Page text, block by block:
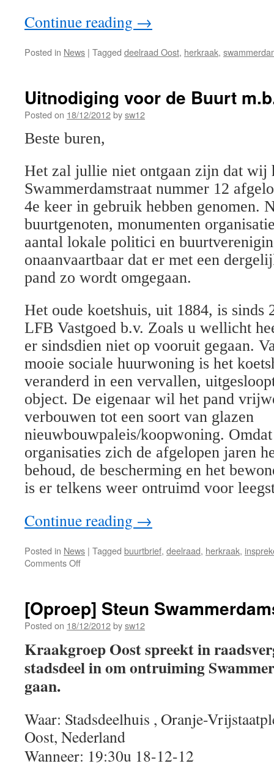
Continue reading →
Posted in News | Tagged deelraad Oost, herkraak,
Uitnodiging voor de Buurt
Posted on 18/12/2012bysw12
Beste buren,
Het zal jullie niet ontgaan zijn dat wij
Swammerdamstraat nummer 12
4e keer in gebruik hebben genomen.
buurtgenoten, monumenten
aantal lokale politici en
onaanvaartbaar dat er met een
pand zo wordt omgegaan.
Het oude koetshuis, uit 1884, is sinds
LFB Vastgoed b.v. Zoals u wellicht
er sindsdien niet op vooruit gegaan.
mooie sociale huurwoning is het
veranderd in een vervallen,
object. De eigenaar wil het pand
verbouwen tot een soort van glazen
nieuwbouwpaleis/koopwoning.
organisaties zich de afgelopen jaren
behoud, de bescherming en het
is er telkens weer ontruimd voor
Continue reading →
Posted in News | Tagged buurtbrief, deelraad, herkraak,
Comments Off
[Oproep] Steun
Posted on 18/12/2012bysw12
Kraakgroep Oost spreekt in
stadsdeel in om ontruiming
gaan.
Waar: Stadsdeelhuis , Oranje-
Oost, Nederland
Wanneer: 19:30u 18-12-12